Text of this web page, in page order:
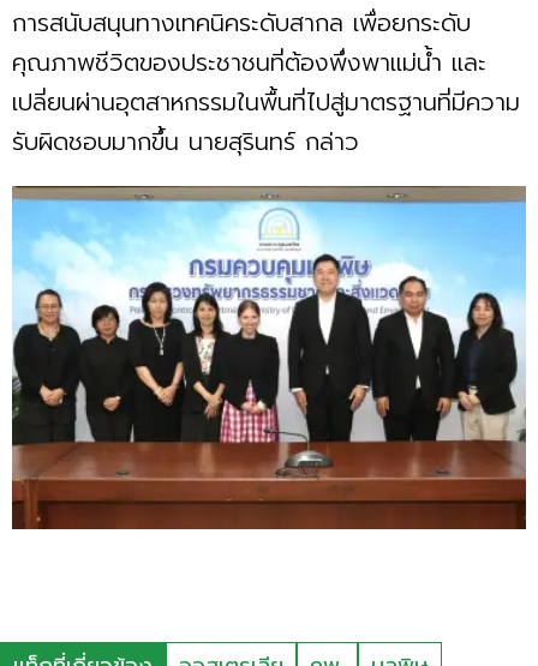
การสนับสนุนทางเทคนิคระดับสากล เพื่อยกระดับ
คุณภาพชีวิตของประชาชนที่ต้องพึ่งพาแม่น้ำ และ
เปลี่ยนผ่านอุตสาหกรรมในพื้นที่ไปสู่มาตรฐานที่มีความ
รับผิดชอบมากขึ้น นายสุรินทร์ กล่าว